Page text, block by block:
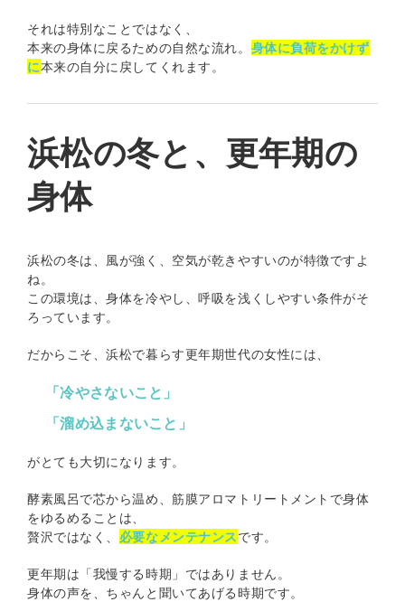
それは特別なことではなく、
本来の身体に戻るための自然な流れ。 身体に負荷をかけず
に本来の自分に戻してくれます。
浜松の冬と、更年期の
身体
浜松の冬は、風が強く、空気が乾きやすいのが特徴ですよ
ね。
この環境は、身体を冷やし、呼吸を浅くしやすい条件がそ
ろっています。
だからこそ、浜松で暮らす更年期世代の女性には、
「冷やさないこと」
「溜め込まないこと」
がとても大切になります。
酵素風呂で芯から温め、筋膜アロマトリートメントで身体
をゆるめることは、
贅沢ではなく、 必要なメンテナンスです。
更年期は「我慢する時期」ではありません。
身体の声を、ちゃんと聞いてあげる時期です。